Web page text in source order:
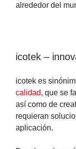
alrededor del
icotek –
icotek es
calidad, que se
así como de
requieran
aplicación.